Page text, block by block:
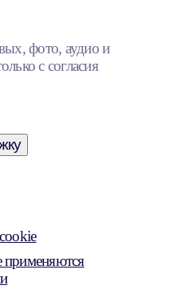
фото, аудио и
с согласия